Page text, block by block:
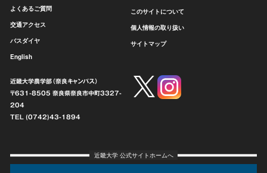
よくあるご質問
交通アクセス
バスダイヤ
English
このサイトについて
個人情報の取り扱い
サイトマップ
近畿大学農学部（奈良キャンパス）
〒631-8505 奈良県奈良市中町3327-
204
TEL (0742)43-1894
近畿大学 公式サイトホームへ